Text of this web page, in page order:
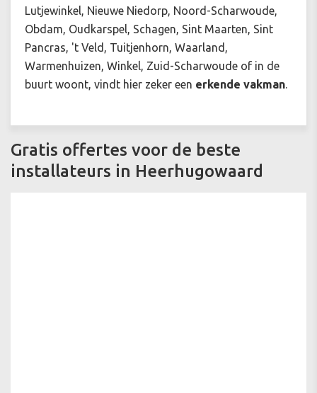
Lutjewinkel, Nieuwe Niedorp, Noord-Scharwoude,
Obdam, Oudkarspel, Schagen, Sint Maarten, Sint
Pancras, 't Veld, Tuitjenhorn, Waarland,
Warmenhuizen, Winkel, Zuid-Scharwoude of in de
buurt woont, vindt hier zeker een erkende vakman.
Gratis offertes voor de beste
installateurs in Heerhugowaard